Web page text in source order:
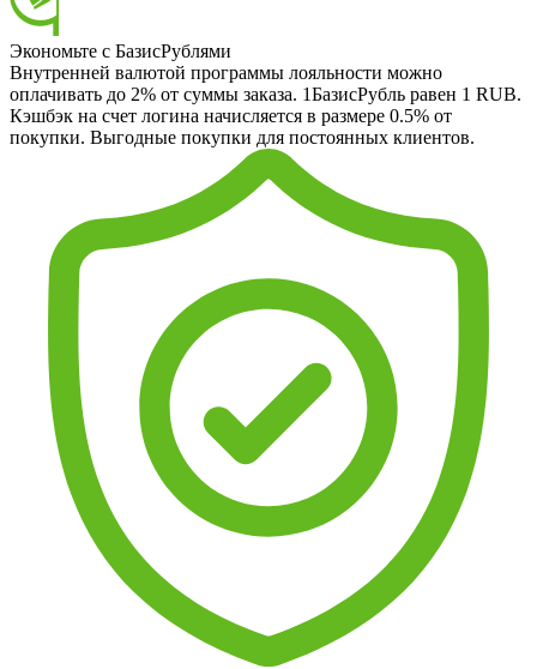
Экономьте с БазисРублями
Внутренней валютой программы лояльности можно
оплачивать до 2% от суммы заказа. 1БазисРубль равен 1 RUB.
Кэшбэк на счет логина начисляется в размере 0.5% от
покупки. Выгодные покупки для постоянных клиентов.